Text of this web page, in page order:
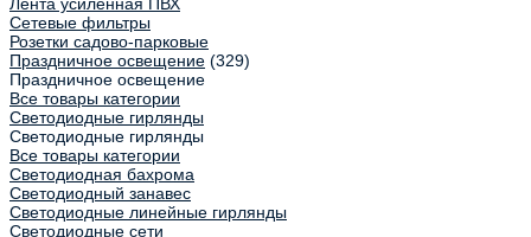
Лента усиленная ПВХ
Сетевые фильтры
Розетки садово-парковые
Праздничное освещение (329)
Праздничное освещение
Все товары категории
Светодиодные гирлянды
Светодиодные гирлянды
Все товары категории
Светодиодная бахрома
Светодиодный занавес
Светодиодные линейные гирлянды
Светодиодные сети